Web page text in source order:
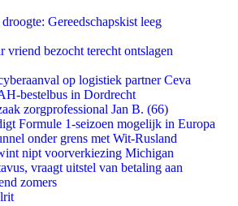
Gereedschapskist leeg
vriend bezocht terecht ontslagen
op logistiek partner Ceva
bestelbus in Dordrecht
zorgprofessional Jan B. (66)
Formule 1-seizoen mogelijk in Europa
onder grens met Wit-Rusland
nipt voorverkiezing Michigan
vraagt uitstel van betaling aan
zomers